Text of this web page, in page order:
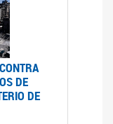
DE
DE